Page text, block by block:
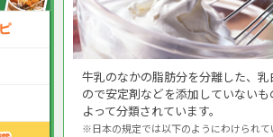
牛乳のなかの脂肪分を分離した、
ので安定剤などを添加していない
よって分類されています。
※日本の規定では以下のようにわけられ